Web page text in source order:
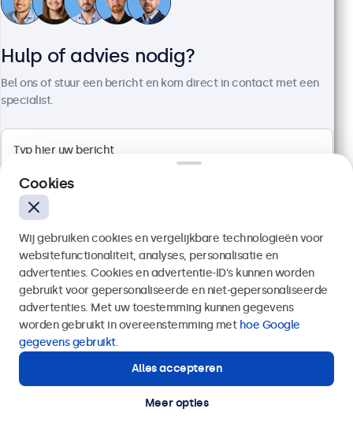
24 Inch Monitor Metaal
Artikelnummer:
1920 x 1080 resolutie (Full HD)
Aansluitingen: HDMI, VGA, BNC, RCA
Montage: desktop, wand, inbouw
Buitenmaat: 560 x 337 x 41 mm
€ 499,00
€ 603,79 incl. btw
Bekijken
In winkelwagen
Hulp of advies nodig?
Bel ons of stuur een bericht en kom direct in contact met een
specialist.
Verzenden
Of bel ons op
Hulp of advies nodig?
Direct contact met een specialist.
Cookies
Wij gebruiken cookies en vergelijkbare technologieën voor
websitefunctionaliteit, analyses, personalisatie en
advertenties. Cookies en advertentie-ID’s kunnen worden
gebruikt voor gepersonaliseerde en niet-gepersonaliseerde
advertenties. Met uw toestemming kunnen gegevens
worden gebruikt in overeenstemming met hoe Google
gegevens gebruikt.
Alles accepteren
Meer opties